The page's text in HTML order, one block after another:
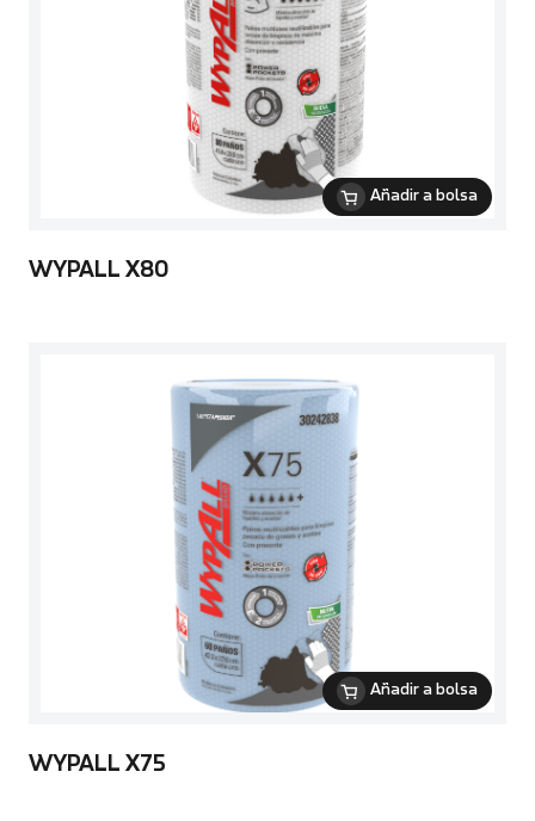
Añadir a bolsa
WYPALL X80
Añadir a bolsa
WYPALL X75